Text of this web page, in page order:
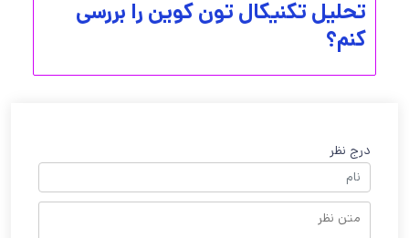
تحلیل تکنیکال تون کوین را بررسی
کنم؟
درج نظر